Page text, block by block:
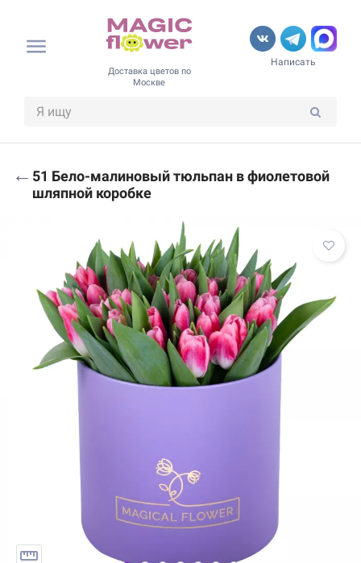
Доставка цветов по
Москве
Написать
← 51 Бело-малиновый тюльпан в фиолетовой
шляпной коробке